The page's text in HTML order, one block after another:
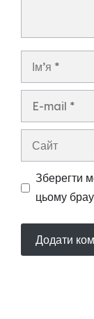
Ім’я
Сайт
Зберегти
цьому